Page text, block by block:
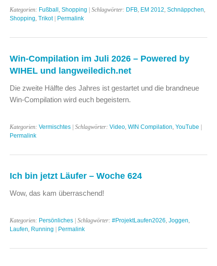
Kategorien: Fußball Shopping | Schlagwörter: DFB EM 2012 Schnäppchen
Shopping Trikot| Permalink
Win-Compilation im Juli 2026 – Powered by
WIHEL und langweiledich.net
Die zweite Hälfte des Jahres ist gestartet und die brandneue
Win-Compilation wird euch begeistern.
Kategorien: Vermischtes | Schlagwörter: Video WIN Compilation YouTube |
Permalink
Ich bin jetzt Läufer – Woche 624
Wow, das kam überraschend!
Kategorien: Persönliches | Schlagwörter: #ProjektLaufen2026 Joggen
Laufen Running | Permalink